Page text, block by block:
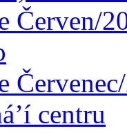
Červen/
centru